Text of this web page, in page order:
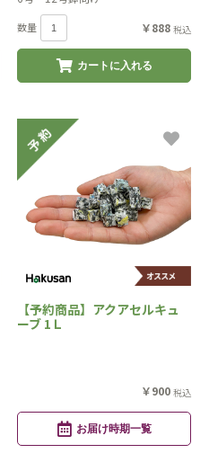
数量 ￥888 税込
カートに入れる
【予約商品】アクアセルキュ
ーブ 1Ｌ
￥900 税込
お届け時期一覧